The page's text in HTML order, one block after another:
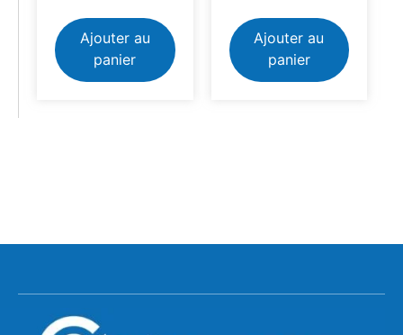
Ajouter au
panier
Ajouter au
panier